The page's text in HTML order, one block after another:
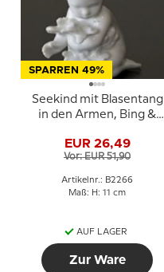
SPARREN 49%
Seekind mit Blasentang
in den Armen, Bing &
oder 2266
EUR 26,49
Vor: EUR 51,90
Artikelnr.: B2266
Maß: H: 11 cm
AUF LAGER
Zur Ware